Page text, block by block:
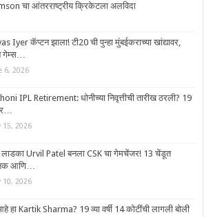
चा आंतरराष्ट्रीय क्रिकेटला अलविदा
Iyer कॅप्टन झाला! टी20 ची पुन्हा मुंबईकराच्या खांद्यावर,
गेम्स…
6, 2026
IPL Retirement: धोनीच्या निवृत्तीची तारीख ठरली? 19
15, 2026
लाडका Urvil Patel बनला CSK चा गेमचेंजर! 13 चेंडूत
आणि…
10, 2026
हा Kartik Sharma? 19 व्या वर्षी 14 कोटींची लागली बोली